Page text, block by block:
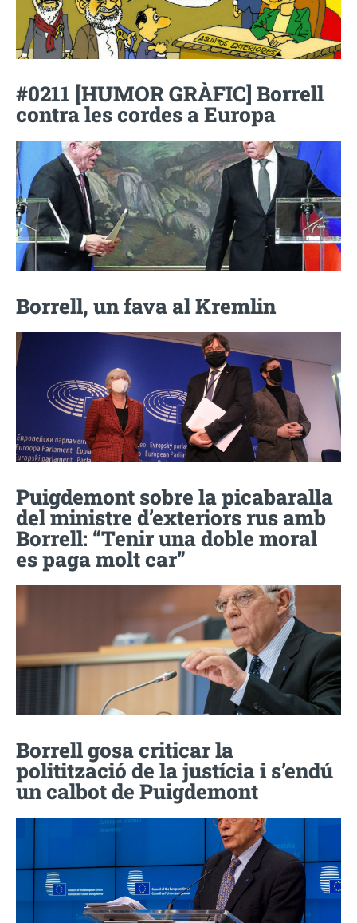
#0211 [HUMOR GRÀFIC] Borrell
contra les cordes a Europa
Borrell, un fava al Kremlin
Puigdemont sobre la picabaralla
del ministre d’exteriors rus amb
Borrell: “Tenir una doble moral
es paga molt car”
Borrell gosa criticar la
politització de la justícia i s’endú
un calbot de Puigdemont